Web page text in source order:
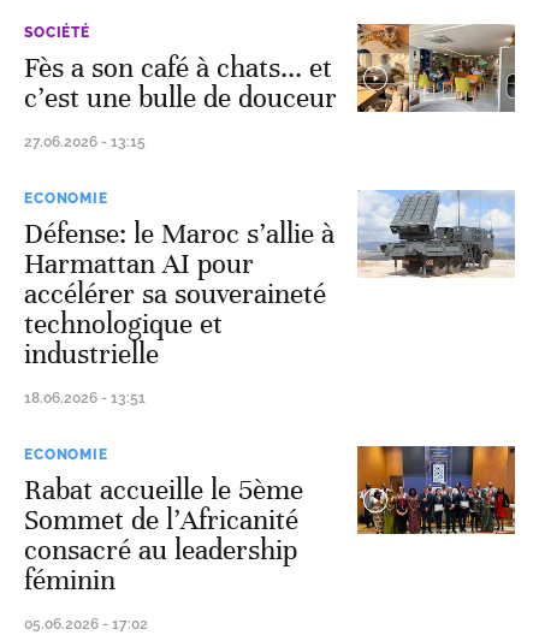
SOCIÉTÉ
Fès a son café à chats... et
c’est une bulle de douceur
27.06.2026 - 13:15
ECONOMIE
Défense: le Maroc s’allie à
Harmattan AI pour
accélérer sa souveraineté
technologique et
industrielle
18.06.2026 - 13:51
ECONOMIE
Rabat accueille le 5ème
Sommet de l’Africanité
consacré au leadership
féminin
05.06.2026 - 17:02